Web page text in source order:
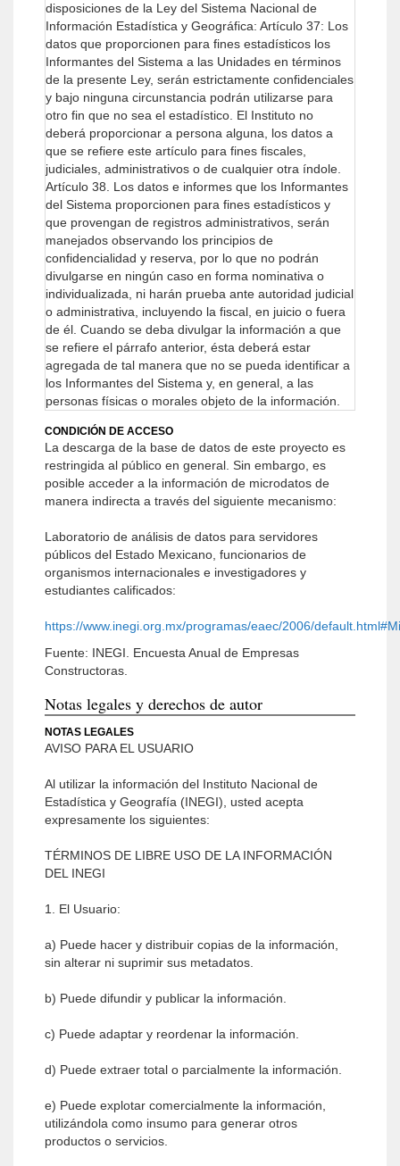
disposiciones de la Ley del Sistema Nacional de
Información Estadística y Geográfica: Artículo 37: Los
datos que proporcionen para fines estadísticos los
Informantes del Sistema a las Unidades en términos
de la presente Ley, serán estrictamente confidenciales
y bajo ninguna circunstancia podrán utilizarse para
otro fin que no sea el estadístico. El Instituto no
deberá proporcionar a persona alguna, los datos a
que se refiere este artículo para fines fiscales,
judiciales, administrativos o de cualquier otra índole.
Artículo 38. Los datos e informes que los Informantes
del Sistema proporcionen para fines estadísticos y
que provengan de registros administrativos, serán
manejados observando los principios de
confidencialidad y reserva, por lo que no podrán
divulgarse en ningún caso en forma nominativa o
individualizada, ni harán prueba ante autoridad judicial
o administrativa, incluyendo la fiscal, en juicio o fuera
de él. Cuando se deba divulgar la información a que
se refiere el párrafo anterior, ésta deberá estar
agregada de tal manera que no se pueda identificar a
los Informantes del Sistema y, en general, a las
personas físicas o morales objeto de la información.
CONDICIÓN DE ACCESO
La descarga de la base de datos de este proyecto es
restringida al público en general. Sin embargo, es
posible acceder a la información de microdatos de
manera indirecta a través del siguiente mecanismo:
Laboratorio de análisis de datos para servidores
públicos del Estado Mexicano, funcionarios de
organismos internacionales e investigadores y
estudiantes calificados:
https://www.inegi.org.mx/programas/eaec/2006/
Fuente: INEGI. Encuesta Anual de Empresas
Constructoras.
Notas legales y derechos de autor
NOTAS LEGALES
AVISO PARA EL USUARIO
Al utilizar la información del Instituto Nacional de
Estadística y Geografía (INEGI), usted acepta
expresamente los siguientes:
TÉRMINOS DE LIBRE USO DE LA INFORMACIÓN
DEL INEGI
1. El Usuario:
a) Puede hacer y distribuir copias de la información,
sin alterar ni suprimir sus metadatos.
b) Puede difundir y publicar la información.
c) Puede adaptar y reordenar la información.
d) Puede extraer total o parcialmente la información.
e) Puede explotar comercialmente la información,
utilizándola como insumo para generar otros
productos o servicios.